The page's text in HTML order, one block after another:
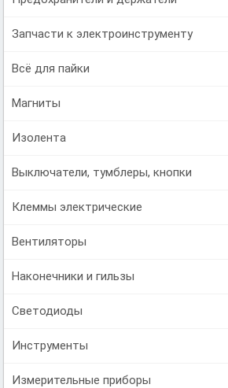
Запчасти к электроинструменту
Всё для пайки
Магниты
Изолента
Выключатели, тумблеры, кнопки
Клеммы электрические
Вентиляторы
Наконечники и гильзы
Светодиоды
Инструменты
Измерительные приборы